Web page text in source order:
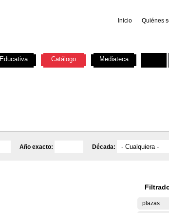
Inicio Quiénes
Año exacto: Década:
plazas
Educativa Catálogo Mediateca